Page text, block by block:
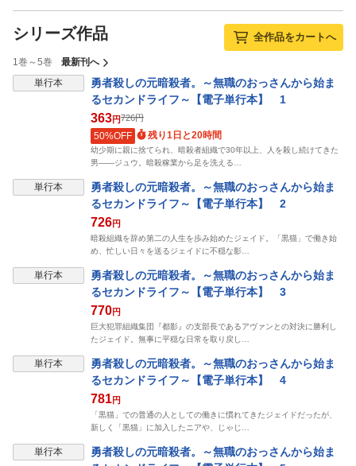
シリーズ作品 全作品をカートへ
1巻～5巻
最新刊へ
単行本
勇者殺しの元暗殺者。～無職のおっさんから始ま
るセカンドライフ～【電子単行本】 1
363円726円
50%OFF 残り1日と20時間
幼少期に親に捨てられ、暗殺者組織で30年以上、人を殺し続けてきた
男――ジュウ。暗殺稼業から足を洗える…
単行本
勇者殺しの元暗殺者。～無職のおっさんから始ま
るセカンドライフ～【電子単行本】 2
726円
暗殺組織を辞め第二の人生を歩み始めたジェイド。「黒猫」で働き始
め、忙しい日々を送るジェイドに不穏な影…
単行本
勇者殺しの元暗殺者。～無職のおっさんから始ま
るセカンドライフ～【電子単行本】 3
770円
巨大犯罪組織集団『都影』の支部長であるアヴァンとの対決に勝利し
たジェイド。無事に平穏な日常を取り戻し…
単行本
勇者殺しの元暗殺者。～無職のおっさんから始ま
るセカンドライフ～【電子単行本】 4
781円
「黒猫」での普通の人としての働きに慣れてきたジェイドだったが、
新しく「黒猫」に加入したニアや、じゃじ…
単行本
勇者殺しの元暗殺者。～無職のおっさんから始ま